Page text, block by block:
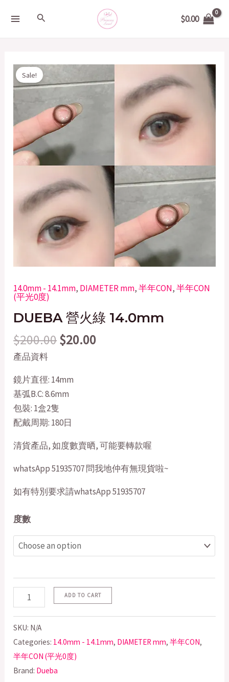
Search $0.00
Sale!
14.0mm - 14.1mm, DIAMETER mm,半年CON,半年CON
(平光0度)
DUEBA 營火綠 14.0mm
$200.00
Original
price
was:
$200.00.
$20.00
price
$20.00.
產品資料
鏡片直徑: 14mm
基弧B.C: 8.6mm
包裝: 1盒2隻
配戴周期: 180日
清貨產品, 如度數賣晒, 可能要轉款喔
whatsApp 51935707 問我地仲有無現貨啦~
如有特別要求請whatsApp 51935707
度數
DUEBA
營
火
14.0mm
quantity
ADD TO CART
SKU: N/A
Categories: 14.0mm - 14.1mm, DIAMETER mm,半年CON,
半年CON (平光0度)
Brand: Dueba